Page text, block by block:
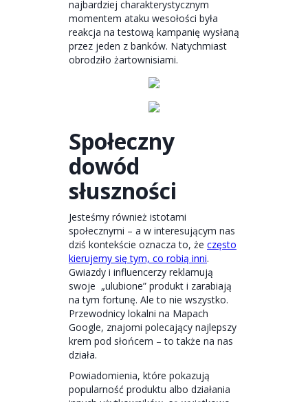
najbardziej charakterystycznym
momentem ataku wesołości była
reakcja na testową kampanię wysłaną
przez jeden z banków. Natychmiast
obrodziło żartownisiami.
Społeczny
dowód
słuszności
Jesteśmy również istotami
społecznymi – a w interesującym nas
dziś kontekście oznacza to, że często
kierujemy się tym, co robią inni.
Gwiazdy i influencerzy reklamują
swoje „ulubione” produkt i zarabiają
na tym fortunę. Ale to nie wszystko.
Przewodnicy lokalni na Mapach
Google, znajomi polecający najlepszy
krem pod słońcem – to także na nas
działa.
Powiadomienia, które pokazują
popularność produktu albo działania